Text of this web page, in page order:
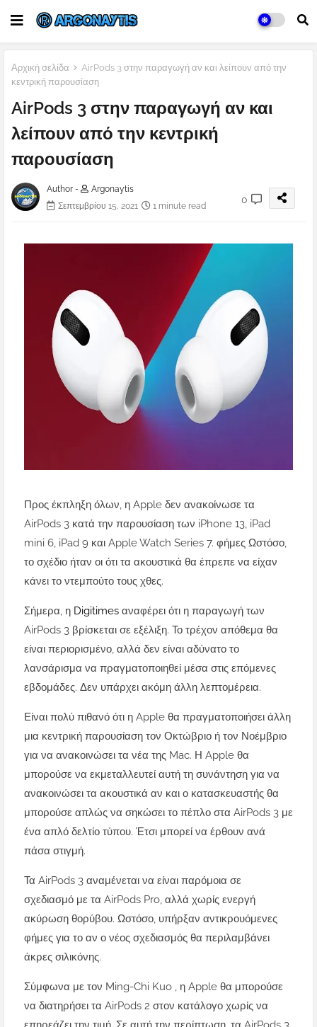
Αρχική σελίδα
AirPods 3 στην παραγωγή αν και λείπουν από την
κεντρική παρουσίαση
AirPods 3 στην παραγωγή αν και
λείπουν από την κεντρική
παρουσίαση
Author -
Argonaytis
Σεπτεμβρίου 15, 2021
1 minute read
0
Προς έκπληξη όλων, η Apple δεν ανακοίνωσε τα
AirPods 3 κατά την παρουσίαση των iPhone 13, iPad
mini 6, iPad 9 και Apple Watch Series 7. φήμες Ωστόσο,
το σχέδιο ήταν οι ότι τα ακουστικά θα έπρεπε να είχαν
κάνει το ντεμπούτο τους χθες.
Σήμερα, η Digitimes αναφέρει ότι η παραγωγή των
AirPods 3 βρίσκεται σε εξέλιξη. Το τρέχον απόθεμα θα
είναι περιορισμένο, αλλά δεν είναι αδύνατο το
λανσάρισμα να πραγματοποιηθεί μέσα στις επόμενες
εβδομάδες. Δεν υπάρχει ακόμη άλλη λεπτομέρεια.
Είναι πολύ πιθανό ότι η Apple θα πραγματοποιήσει άλλη
μια κεντρική παρουσίαση τον Οκτώβριο ή τον Νοέμβριο
για να ανακοινώσει τα νέα της Mac. Η Apple θα
μπορούσε να εκμεταλλευτεί αυτή τη συνάντηση για να
ανακοινώσει τα ακουστικά αν και ο κατασκευαστής θα
μπορούσε απλώς να σηκώσει το πέπλο στα AirPods 3 με
ένα απλό δελτίο τύπου. Έτσι μπορεί να έρθουν ανά
πάσα στιγμή.
Τα AirPods 3 αναμένεται να είναι παρόμοια σε
σχεδιασμό με τα AirPods Pro, αλλά χωρίς ενεργή
ακύρωση θορύβου. Ωστόσο, υπήρξαν αντικρουόμενες
φήμες για το αν ο νέος σχεδιασμός θα περιλαμβάνει
άκρες σιλικόνης.
Σύμφωνα με τον Ming-Chi Kuo , η Apple θα μπορούσε
να διατηρήσει τα AirPods 2 στον κατάλογο χωρίς να